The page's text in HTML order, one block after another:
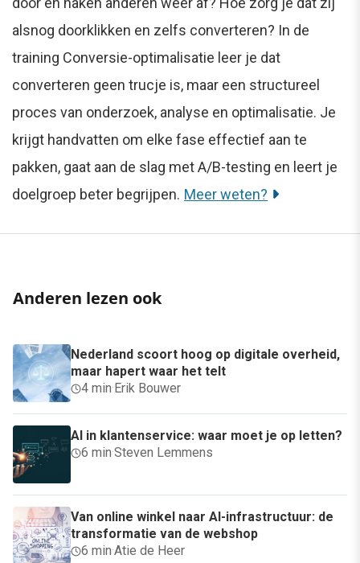
alsnog doorklikken en zelfs converteren? In de
training Conversie-optimalisatie leer je dat
converteren geen trucje is, maar een structureel
proces van onderzoek, analyse en optimalisatie. Je
krijgt handvatten om elke fase effectief aan te
pakken, gaat aan de slag met A/B-testing en leert je
doelgroep beter begrijpen. Meer weten?
Anderen lezen ook
Nederland scoort hoog op digitale overheid,
maar hapert waar het telt
4 min· Erik Bouwer
AI in klantenservice: waar moet je op letten?
6 min·Steven Lemmens
Van online winkel naar AI-infrastructuur: de
transformatie van de webshop
6 min·Atie de Heer